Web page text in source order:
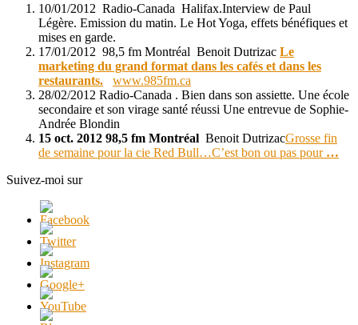
10/01/2012 Radio-Canada Halifax.Interview de Paul
Légère. Emission du matin. Le Hot Yoga, effets bénéfiques et
mises en garde.
17/01/2012 98,5 fm Montréal Benoit Dutrizac Le
marketing du grand format dans les cafés et dans les
restaurants.
www.985fm.ca
28/02/2012 Radio-Canada . Bien dans son assiette. Une école
secondaire et son virage santé réussi Une entrevue de Sophie-
Andrée Blondin
15 oct. 2012 98,5 fm Montréal Benoit DutrizacGrosse fin
de semaine pour la cie Red Bull…C’est bon ou pas pour …
Suivez-moi sur